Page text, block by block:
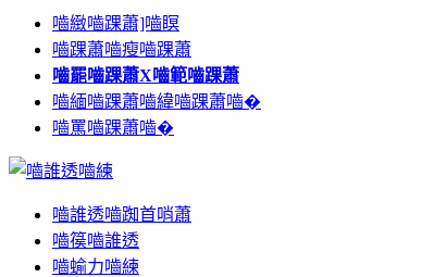
嚙緻嚙踝蕭]嚙瞑
嚙踝蕭嚙瘦嚙踝蕭
嚙罷嚙踝蕭X嚙範嚙踝蕭
嚙緬嚙踝蕭嚙緯嚙踝蕭嚙�
嚙罵嚙踝蕭嚙�
嚙誰透嚙踟首哨蕭
嚙篌嚙誰透
嚙蝓力嚙練